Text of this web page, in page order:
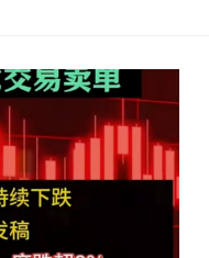
当竞争行为，扰乱
内经营者或者消费者
保障我国产业链供
企业利益。积极探索
的涉外执法人才队